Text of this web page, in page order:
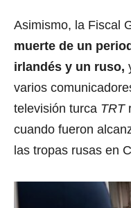
Asimismo, la Fiscal
muerte de un
irlandés y un ruso,
varios
televisión turca TRT
cuando fueron
las tropas rusas en